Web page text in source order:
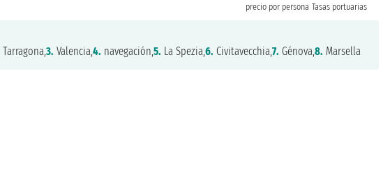
precio por persona Tasas portuarias
Tarragona,3. Valencia,4. navegación,5. La Spezia,6. Civitavecchia,7. Génova,8. Marsella